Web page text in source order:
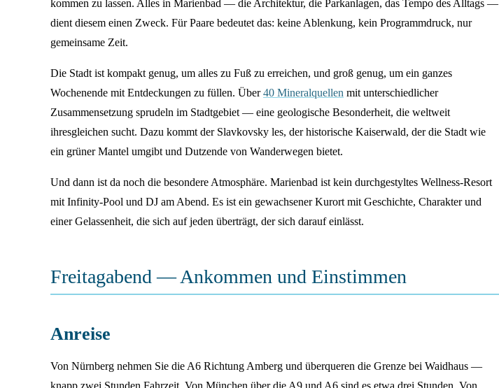
kommen zu lassen. Alles in Marienbad — die Architektur, die Parkanlagen, das Tempo des Alltags —
dient diesem einen Zweck. Für Paare bedeutet das: keine Ablenkung, kein Programmdruck, nur
gemeinsame Zeit.
Die Stadt ist kompakt genug, um alles zu Fuß zu erreichen, und groß genug, um ein ganzes
Wochenende mit Entdeckungen zu füllen. Über40 Mineralquellen mit unterschiedlicher
Zusammensetzung sprudeln im Stadtgebiet — eine geologische Besonderheit, die weltweit
ihresgleichen sucht. Dazu kommt der Slavkovsky les, der historische Kaiserwald, der die Stadt wie
ein grüner Mantel umgibt und Dutzende von Wanderwegen bietet.
Und dann ist da noch die besondere Atmosphäre. Marienbad ist kein durchgestyltes Wellness-Resort
mit Infinity-Pool und DJ am Abend. Es ist ein gewachsener Kurort mit Geschichte, Charakter und
einer Gelassenheit, die sich auf jeden überträgt, der sich darauf einlässt.
Freitagabend — Ankommen und Einstimmen
Anreise
Von Nürnberg nehmen Sie die A6 Richtung Amberg und überqueren die Grenze bei Waidhaus —
knapp zwei Stunden Fahrzeit. Von München über die A9 und A6 sind es etwa drei Stunden. Von